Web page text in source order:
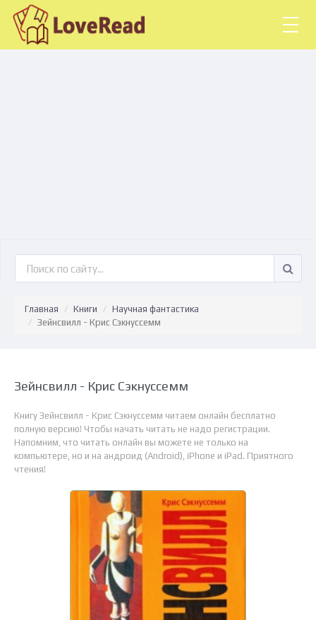
Главная Книги
Научная фантастика
Зейнсвилл - Крис Сэкнуссемм
Зейнсвилл - Крис Сэкнуссемм
Книгу Зейнсвилл - Крис Сэкнуссемм читаем онлайн бесплатно
полную версию! Чтобы начать читать не надо регистрации.
Напомним, что читать онлайн вы можете не только на
компьютере, но и на андроид (Android), iPhone и iPad. Приятного
чтения!